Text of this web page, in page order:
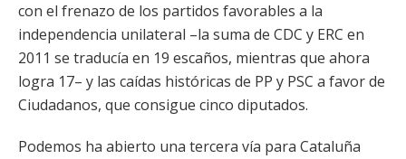
con el frenazo de los partidos favorables a la
independencia unilateral –la suma de CDC y ERC en
2011 se traducía en 19 escaños, mientras que ahora
logra 17– y las caídas históricas de PP y PSC a favor de
Ciudadanos, que consigue cinco diputados.
Podemos ha abierto una tercera vía para Cataluña